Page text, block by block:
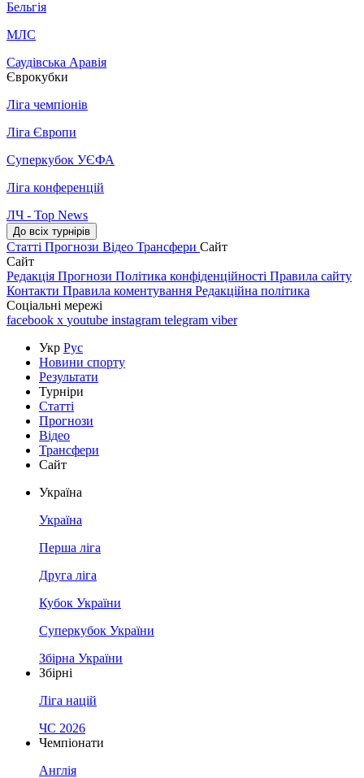
Бельгія
МЛС
Саудівська Аравія
Єврокубки
Ліга чемпіонів
Ліга Європи
Суперкубок УЄФА
Ліга конференцій
ЛЧ - Top News
До всіх турнірів
Статті Прогнози Відео Трансфери Сайт
Сайт
Редакція Прогнози Політика конфіденційності Правила сайту
Контакти Правила коментування Редакційна політика
Соціальні мережі
facebook x youtube instagram telegram viber
Укр Рус
Новини спорту
Результати
Турніри
Статті
Прогнози
Відео
Трансфери
Сайт
Україна
Україна
Перша ліга
Друга ліга
Кубок України
Суперкубок України
Збірна України
Збірні
Ліга націй
ЧС 2026
Чемпіонати
Англія